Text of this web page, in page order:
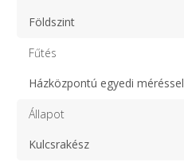
Földszint
Fűtés
Házközpontú egyedi méréssel
Állapot
Kulcsrakész